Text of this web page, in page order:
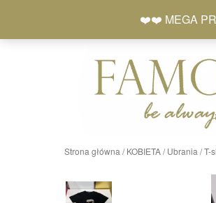
❤️❤️ MEGA
content
+48 577 401 777
Strona główna /KOBIETA/Ubrania /T-